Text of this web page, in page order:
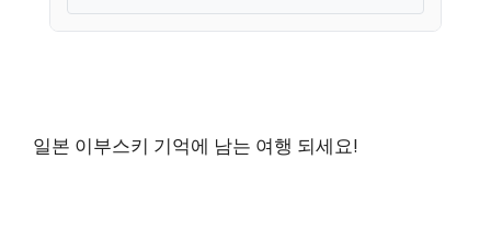
일본 이부스키 기억에 남는 여행 되세요!